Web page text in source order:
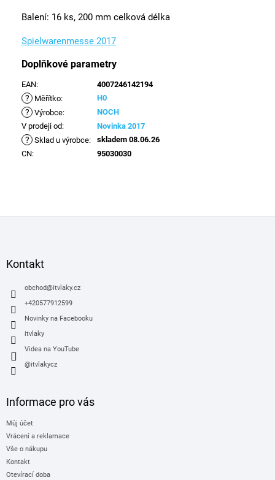
Balení: 16 ks, 200 mm celková délka
Spielwarenmesse 2017
Doplňkové parametry
EAN: 4007246142194
? Měřítko: H0
? Výrobce:
NOCH
V prodeji od: Novinka 2017
? Sklad u výrobce:
skladem 08.06.26
CN: 95030030
Kontakt
obchod@itvlaky.cz
+420577912599
Novinky na Facebooku
itvlaky
Videa na YouTube
@itvlakycz
Informace pro vás
Můj účet
Vrácení a reklamace
Vše o nákupu
Kontakt
Otevírací doba